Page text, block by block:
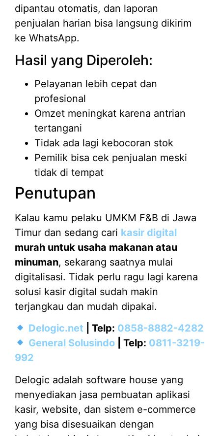
dipantau otomatis, dan laporan
penjualan harian bisa langsung dikirim
ke WhatsApp.
Hasil yang Diperoleh:
Pelayanan lebih cepat dan
profesional
Omzet meningkat karena antrian
tertangani
Tidak ada lagi kebocoran stok
Pemilik bisa cek penjualan meski
tidak di tempat
Penutupan
Kalau kamu pelaku UMKM F&B di Jawa
Timur dan sedang cari kasir digital
murah untuk usaha makanan atau
minuman, sekarang saatnya mulai
digitalisasi. Tidak perlu ragu lagi karena
solusi kasir digital sudah makin
terjangkau dan mudah dipakai.
Delogic.net
| Telp: 0858-8882-4282
General Solusindo| Telp: 0811-3219-
992
Delogic adalah software house yang
menyediakan jasa pembuatan aplikasi
kasir, website, dan sistem e-commerce
yang bisa disesuaikan dengan